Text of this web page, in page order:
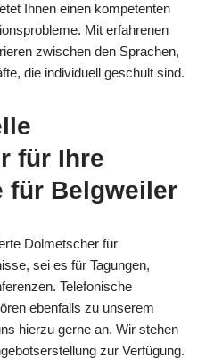
Ihnen einen kompetenten
Mit erfahrenen
zwischen den Sprachen,
die individuell geschult sind.
für Ihre
für Belgweiler
Dolmetscher für
sei es für Tagungen,
Telefonische
ebenfalls zu unserem
hierzu gerne an. Wir stehen
zur Verfügung.